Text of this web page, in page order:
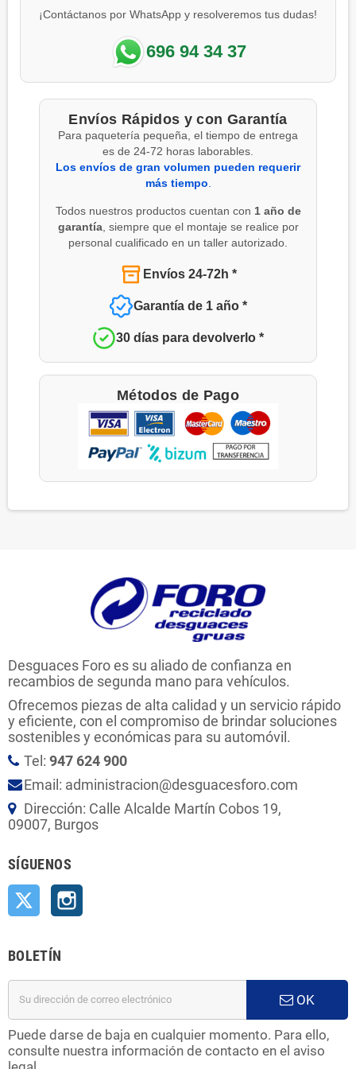
¡Contáctanos por WhatsApp y resolveremos tus dudas!
696 94 34 37
Envíos Rápidos y con Garantía
Para paquetería pequeña, el tiempo de entrega
es de 24-72 horas laborables.
Los envíos de gran volumen pueden requerir
más tiempo
Todos nuestros productos cuentan con 1 año de
garantía, siempre que el montaje se realice por
personal cualificado en un taller autorizado.
Envíos 24-72h *
Garantía de 1 año *
30 días para devolverlo *
Métodos de Pago
Desguaces Foro es su aliado de confianza en
recambios de segunda mano para vehículos.
Ofrecemos piezas de alta calidad y un servicio rápido
y eficiente, con el compromiso de brindar soluciones
sostenibles y económicas para su automóvil.
Tel: 947 624 900
Email: administracion@desguacesforo.com
Dirección: Calle Alcalde Martín Cobos 19,
09007, Burgos
SÍGUENOS
Twitter
BOLETÍN
OK
Puede darse de baja en cualquier momento. Para ello,
consulte nuestra información de contacto en el aviso